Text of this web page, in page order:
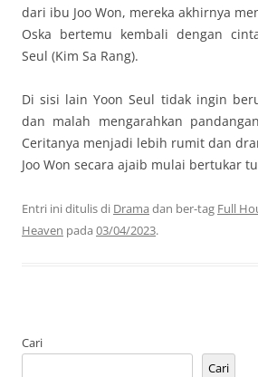
dari ibu Joo Won, mereka akhirnya
Oska bertemu kembali dengan
Seul (Kim Sa Rang).
Di sisi lain Yoon Seul tidak ingin
dan malah mengarahkan
Ceritanya menjadi lebih rumit dan
Joo Won secara ajaib mulai bertukar
Entri ini ditulis di Drama dan ber-tag Full
Heaven pada 03/04/2023.
Cari
Cari